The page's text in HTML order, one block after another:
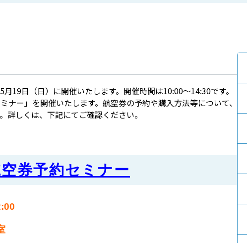
月19日（日）に開催いたします。開催時間は10:00～14:30です。
ナー」を開催いたします。航空券の予約や購入方法等について、
詳しくは、下記にてご確認ください。
券予約セミナー